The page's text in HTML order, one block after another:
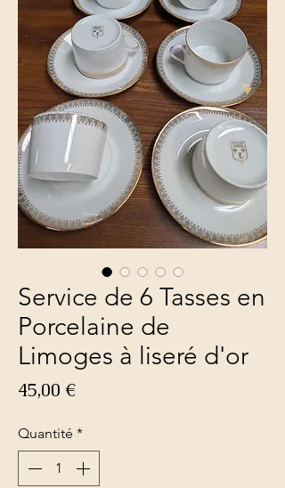
Service de 6 Tasses en
Porcelaine de
Limoges à liseré d'or
45,00 €Prix
Quantité *